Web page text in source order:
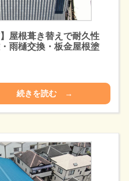
屋根葺き替えで耐久性
雨樋交換・板金屋根塗
続きを読む →